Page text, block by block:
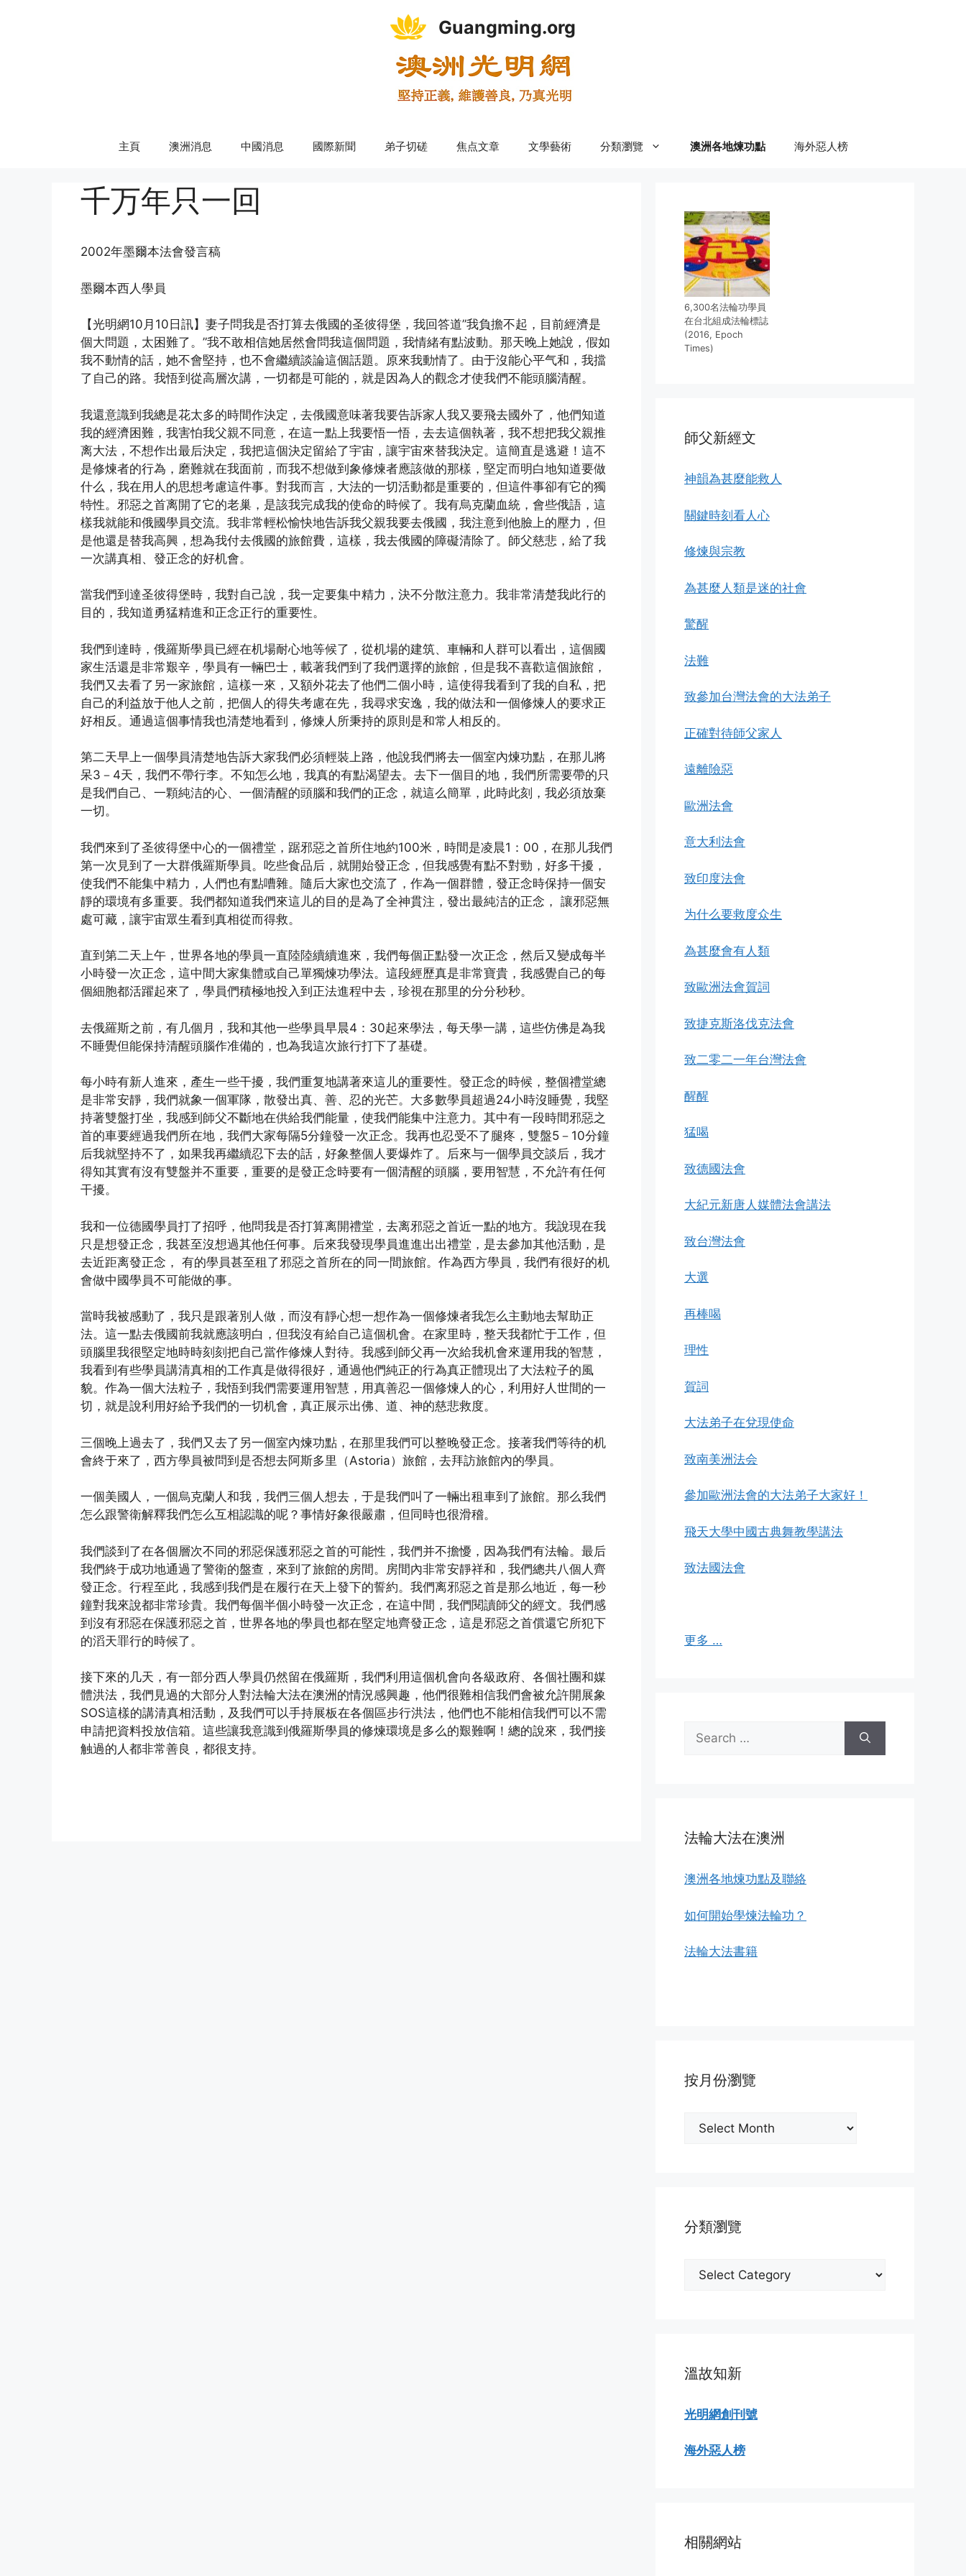
Guangming.org
主頁 澳洲消息 中國消息 國際新聞 弟子切磋 焦点文章 文學藝術 分類瀏覽 澳洲各地煉功點 海外惡人榜
千万年只一回
2002年墨爾本法會發言稿
墨爾本西人學員
【光明網10月10日訊】妻子問我是否打算去俄國的圣彼得堡，我回答道”我負擔不起，目前經濟是
個大問題，太困難了。”我不敢相信她居然會問我這個問題，我情緒有點波動。那天晚上她說，假如
我不動情的話，她不會堅持，也不會繼續談論這個話題。原來我動情了。由于沒能心平气和，我擋
了自己的路。我悟到從高層次講，一切都是可能的，就是因為人的觀念才使我們不能頭腦清醒。
我還意識到我總是花太多的時間作決定，去俄國意味著我要告訴家人我又要飛去國外了，他們知道
我的經濟困難，我害怕我父親不同意，在這一點上我要悟一悟，去去這個執著，我不想把我父親推
离大法，不想作出最后決定，我把這個決定留給了宇宙，讓宇宙來替我決定。這簡直是逃避！這不
是修煉者的行為，磨難就在我面前，而我不想做到象修煉者應該做的那樣，堅定而明白地知道要做
什么，我在用人的思想考慮這件事。對我而言，大法的一切活動都是重要的，但這件事卻有它的獨
特性。邪惡之首离開了它的老巢，是該我完成我的使命的時候了。我有烏克蘭血統，會些俄語，這
樣我就能和俄國學員交流。我非常輕松愉快地告訴我父親我要去俄國，我注意到他臉上的壓力，但
是他還是替我高興，想為我付去俄國的旅館費，這樣，我去俄國的障礙清除了。師父慈悲，給了我
一次講真相、發正念的好机會。
當我們到達圣彼得堡時，我對自己說，我一定要集中精力，決不分散注意力。我非常清楚我此行的
目的，我知道勇猛精進和正念正行的重要性。
我們到達時，俄羅斯學員已經在机場耐心地等候了，從机場的建筑、車輛和人群可以看出，這個國
家生活還是非常艱辛，學員有一輛巴士，載著我們到了我們選擇的旅館，但是我不喜歡這個旅館，
我們又去看了另一家旅館，這樣一來，又額外花去了他們二個小時，這使得我看到了我的自私，把
自己的利益放于他人之前，把個人的得失考慮在先，我尋求安逸，我的做法和一個修煉人的要求正
好相反。通過這個事情我也清楚地看到，修煉人所秉持的原則是和常人相反的。
第二天早上一個學員清楚地告訴大家我們必須輕裝上路，他說我們將去一個室內煉功點，在那儿將
呆3－4天，我們不帶行李。不知怎么地，我真的有點渴望去。去下一個目的地，我們所需要帶的只
是我們自己、一顆純洁的心、一個清醒的頭腦和我們的正念，就這么簡單，此時此刻，我必須放棄
一切。
我們來到了圣彼得堡中心的一個禮堂，踞邪惡之首所住地約100米，時間是凌晨1：00，在那儿我們
第一次見到了一大群俄羅斯學員。吃些食品后，就開始發正念，但我感覺有點不對勁，好多干擾，
使我們不能集中精力，人們也有點嘈雜。隨后大家也交流了，作為一個群體，發正念時保持一個安
靜的環境有多重要。我們都知道我們來這儿的目的是為了全神貫注，發出最純洁的正念， 讓邪惡無
處可藏，讓宇宙眾生看到真相從而得救。
直到第二天上午，世界各地的學員一直陸陸續續進來，我們每個正點發一次正念，然后又變成每半
小時發一次正念，這中間大家集體或自己單獨煉功學法。這段經歷真是非常寶貴，我感覺自己的每
個細胞都活躍起來了，學員們積極地投入到正法進程中去，珍視在那里的分分秒秒。
去俄羅斯之前，有几個月，我和其他一些學員早晨4：30起來學法，每天學一講，這些仿佛是為我
不睡覺但能保持清醒頭腦作准備的，也為我這次旅行打下了基礎。
每小時有新人進來，產生一些干擾，我們重复地講著來這儿的重要性。發正念的時候，整個禮堂總
是非常安靜，我們就象一個軍隊，散發出真、善、忍的光芒。大多數學員超過24小時沒睡覺，我堅
持著雙盤打坐，我感到師父不斷地在供給我們能量，使我們能集中注意力。其中有一段時間邪惡之
首的車要經過我們所在地，我們大家每隔5分鐘發一次正念。我再也忍受不了腿疼，雙盤5－10分鐘
后我就堅持不了，如果我再繼續忍下去的話，好象整個人要爆炸了。后來与一個學員交談后，我才
得知其實有沒有雙盤并不重要，重要的是發正念時要有一個清醒的頭腦，要用智慧，不允許有任何
干擾。
我和一位德國學員打了招呼，他問我是否打算离開禮堂，去离邪惡之首近一點的地方。我說現在我
只是想發正念，我甚至沒想過其他任何事。后來我發現學員進進出出禮堂，是去參加其他活動，是
去近距离發正念， 有的學員甚至租了邪惡之首所在的同一間旅館。作為西方學員，我們有很好的机
會做中國學員不可能做的事。
當時我被感動了，我只是跟著別人做，而沒有靜心想一想作為一個修煉者我怎么主動地去幫助正
法。這一點去俄國前我就應該明白，但我沒有給自己這個机會。在家里時，整天我都忙于工作，但
頭腦里我很堅定地時時刻刻把自己當作修煉人對待。我感到師父再一次給我机會來運用我的智慧，
我看到有些學員講清真相的工作真是做得很好，通過他們純正的行為真正體現出了大法粒子的風
貌。作為一個大法粒子，我悟到我們需要運用智慧，用真善忍一個修煉人的心，利用好人世間的一
切，就是說利用好給予我們的一切机會，真正展示出佛、道、神的慈悲救度。
三個晚上過去了，我們又去了另一個室內煉功點，在那里我們可以整晚發正念。接著我們等待的机
會終于來了，西方學員被問到是否想去阿斯多里（Astoria）旅館，去拜訪旅館內的學員。
一個美國人，一個烏克蘭人和我，我們三個人想去，于是我們叫了一輛出租車到了旅館。那么我們
怎么跟警衛解釋我們怎么互相認識的呢？事情好象很嚴肅，但同時也很滑稽。
我們談到了在各個層次不同的邪惡保護邪惡之首的可能性，我們并不擔懮，因為我們有法輪。最后
我們終于成功地通過了警衛的盤查，來到了旅館的房間。房間內非常安靜祥和，我們總共八個人齊
發正念。行程至此，我感到我們是在履行在天上發下的誓約。我們离邪惡之首是那么地近，每一秒
鐘對我來說都非常珍貴。我們每個半個小時發一次正念，在這中間，我們閱讀師父的經文。我們感
到沒有邪惡在保護邪惡之首，世界各地的學員也都在堅定地齊發正念，這是邪惡之首償還它所犯下
的滔天罪行的時候了。
接下來的几天，有一部分西人學員仍然留在俄羅斯，我們利用這個机會向各級政府、各個社團和媒
體洪法，我們見過的大部分人對法輪大法在澳洲的情況感興趣，他們很難相信我們會被允許開展象
SOS這樣的講清真相活動，及我們可以手持展板在各個區步行洪法，他們也不能相信我們可以不需
申請把資料投放信箱。這些讓我意識到俄羅斯學員的修煉環境是多么的艱難啊！總的說來，我們接
触過的人都非常善良，都很支持。
6,300名法輪功學員
在台北組成法輪標誌
(2016, Epoch
Times)
師父新經文
神韻為甚麼能救人
關鍵時刻看人心
修煉與宗教
為甚麼人類是迷的社會
驚醒
法難
致參加台灣法會的大法弟子
正確對待師父家人
遠離險惡
歐洲法會
意大利法會
致印度法會
为什么要救度众生
為甚麼會有人類
致歐洲法會賀詞
致捷克斯洛伐克法會
致二零二一年台灣法會
醒醒
猛喝
致德國法會
大紀元新唐人媒體法會講法
致台灣法會
大選
再棒喝
理性
賀詞
大法弟子在兌現使命
致南美洲法会
參加歐洲法會的大法弟子大家好！
飛天大學中國古典舞教學講法
致法國法會
更多 …
Search
for:
法輪大法在澳洲
澳洲各地煉功點及聯絡
如何開始學煉法輪功？
法輪大法書籍
按月份瀏覽
分類瀏覽
溫故知新
光明網創刊號
海外惡人榜
相關網站